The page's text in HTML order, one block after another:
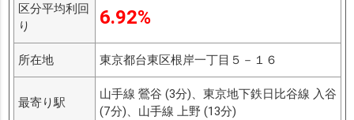
区分平均利回
り
6.92%
所在地 東京都台東区根岸一丁目５－１６
最寄り駅
山手線 鶯谷 (3分)、東京地下鉄日比谷線 入谷
(7分)、山手線 上野 (13分)